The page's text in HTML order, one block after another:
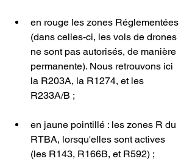
en rouge les zones Réglementées
(dans celles-ci, les vols de drones
ne sont pas autorisés, de manière
permanente). Nous retrouvons ici
la R203A, la R1274, et les
R233A/B ;
en jaune pointillé : les zones R du
RTBA, lorsqu'elles sont actives
(les R143, R166B, et R592) ;